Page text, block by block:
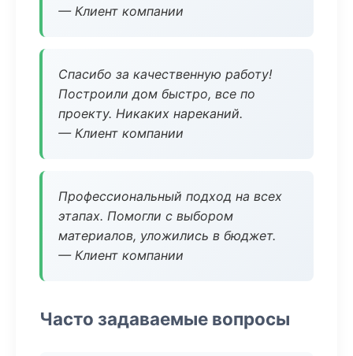
— Клиент компании
Спасибо за качественную работу!
Построили дом быстро, все по
проекту. Никаких нареканий.
— Клиент компании
Профессиональный подход на всех
этапах. Помогли с выбором
материалов, уложились в бюджет.
— Клиент компании
Часто задаваемые вопросы